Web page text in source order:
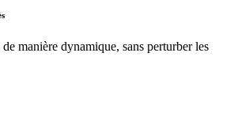
manière dynamique, sans perturber les